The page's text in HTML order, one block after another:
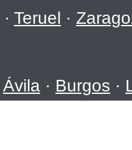
· Teruel ·
Ávila · Burgos ·